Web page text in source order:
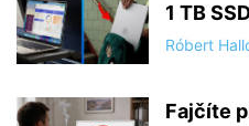
1 TB
Róbert
Fajčíte